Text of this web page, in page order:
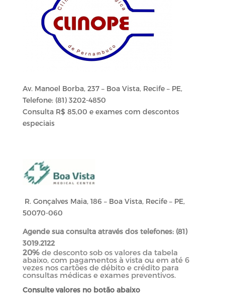
Av. Manoel Borba, 237 – Boa Vista, Recife – PE,
Telefone: (81) 3202-4850
Consulta R$ 85,00 e exames com descontos
especiais
R. Gonçalves Maia, 186 – Boa Vista, Recife – PE,
50070-060
Agende sua consulta através dos telefones: (81)
3019.2122
20%de desconto sob os valores da tabela
abaixo, com pagamentos à vista ou em até 6
vezes nos cartões de débito e crédito para
consultas médicas e exames preventivos.
Consulte valores no botão abaixo